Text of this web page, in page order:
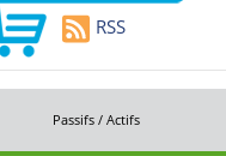
RSS
Passifs / Actifs